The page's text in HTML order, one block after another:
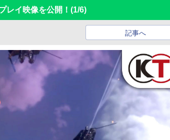
レイ映像を公開！ (1/6)
記事へ